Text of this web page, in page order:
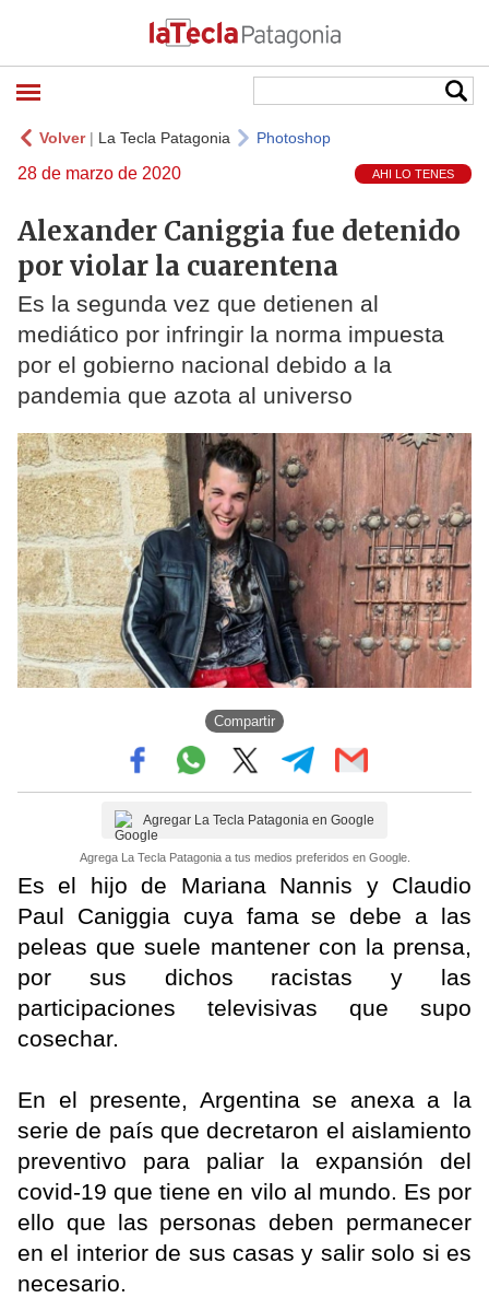
Volver| La Tecla Patagonia Photoshop
28 de marzo de 2020 AHI LO TENES
Alexander Caniggia fue detenido
por violar la cuarentena
Es la segunda vez que detienen al
mediático por infringir la norma impuesta
por el gobierno nacional debido a la
pandemia que azota al universo
Compartir
Agregar La Tecla Patagonia en Google
Agrega La Tecla Patagonia a tus medios preferidos en Google.
Es el hijo de Mariana Nannis y Claudio
Paul Caniggia cuya fama se debe a las
peleas que suele mantener con la prensa,
por sus dichos racistas y las
participaciones televisivas que supo
cosechar.
En el presente, Argentina se anexa a la
serie de país que decretaron el aislamiento
preventivo para paliar la expansión del
covid-19 que tiene en vilo al mundo. Es por
ello que las personas deben permanecer
en el interior de sus casas y salir solo si es
necesario.